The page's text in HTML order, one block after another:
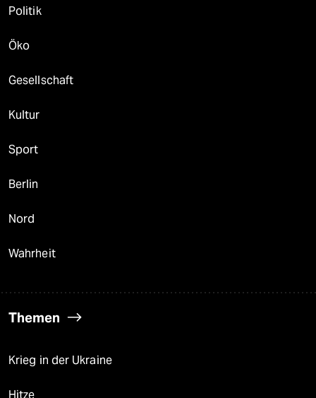
Politik
Öko
Gesellschaft
Kultur
Sport
Berlin
Nord
Wahrheit
Themen
Krieg in der Ukraine
Hitze